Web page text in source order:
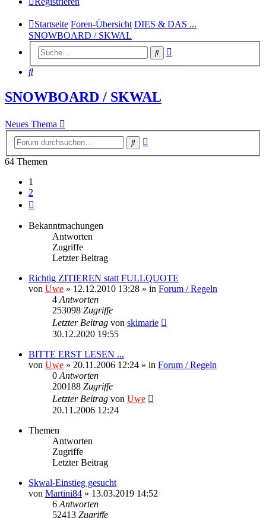
Startseite Foren-Übersicht DIES & DAS ...
SNOWBOARD / SKWAL
Suche
Suche
SNOWBOARD / SKWAL
Neues Thema
Suche
64 Themen
1
2
Bekanntmachungen
Antworten
Zugriffe
Letzter Beitrag
Richtig ZITIEREN statt FULLQUOTE
von Uwe » 12.12.2010 13:28 » in Forum / Regeln
4 Antworten
253098 Zugriffe
Letzter Beitrag von skimarie
30.12.2020 19:55
BITTE ERST LESEN ...
von Uwe » 20.11.2006 12:24 » in Forum / Regeln
0 Antworten
200188 Zugriffe
Letzter Beitrag von Uwe
20.11.2006 12:24
Themen
Antworten
Zugriffe
Letzter Beitrag
Skwal-Einstieg gesucht
von Martini84 » 13.03.2019 14:52
6 Antworten
52413 Zugriffe